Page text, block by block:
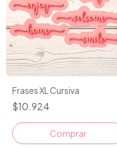
Frases XL Cursiva
$10.924
Comprar